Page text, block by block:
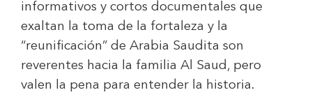
informativos y cortos documentales que
exaltan la toma de la fortaleza y la
“reunificación” de Arabia Saudita son
reverentes hacia la familia Al Saud, pero
valen la pena para entender la historia.